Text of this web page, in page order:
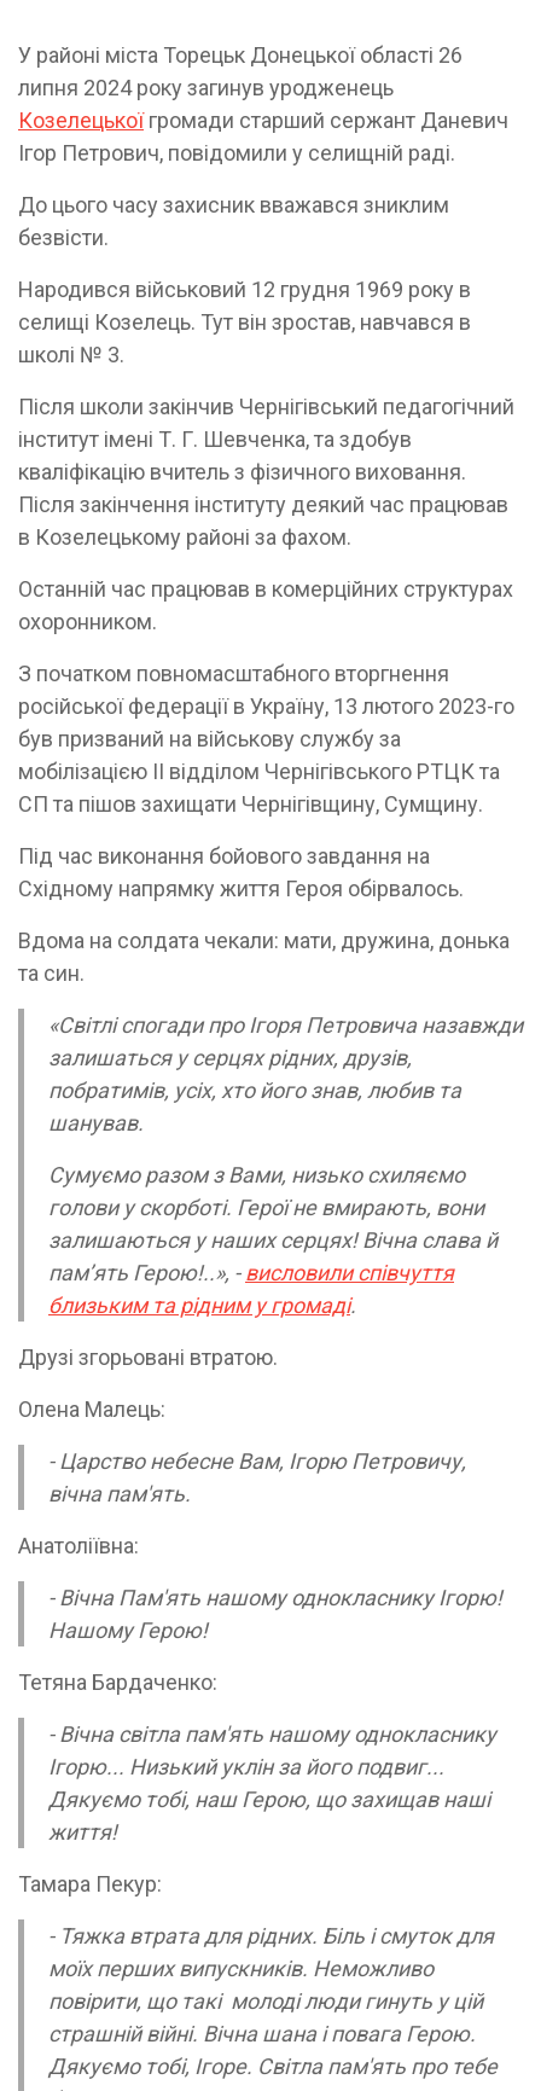
У районі міста Торецьк Донецької області 26
липня 2024 року загинув уродженець
Козелецькоїгромади старший сержант Даневич
Ігор Петрович, повідомили у селищній раді.
До цього часу захисник вважався зниклим
безвісти.
Народився військовий 12 грудня 1969 року в
селищі Козелець. Тут він зростав, навчався в
школі № 3.
Після школи закінчив Чернігівський педагогічний
інститут імені Т. Г. Шевченка, та здобув
кваліфікацію вчитель з фізичного виховання.
Після закінчення інституту деякий час працював
в Козелецькому районі за фахом.
Останній час працював в комерційних структурах
охоронником.
З початком повномасштабного вторгнення
російської федерації в Україну, 13 лютого 2023-го
був призваний на військову службу за
мобілізацією ІІ відділом Чернігівського РТЦК та
СП та пішов захищати Чернігівщину, Сумщину.
Під час виконання бойового завдання на
Східному напрямку життя Героя обірвалось.
Вдома на солдата чекали: мати, дружина, донька
та син.
«Світлі спогади про Ігоря Петровича назавжди
залишаться у серцях рідних, друзів,
побратимів, усіх, хто його знав, любив та
шанував.
Сумуємо разом з Вами, низько схиляємо
голови у скорботі. Герої не вмирають, вони
залишаються у наших серцях! Вічна слава й
пам’ять Герою!..», -висловили співчуття
близьким та рідним у громаді.
Друзі згорьовані втратою.
Олена Малець:
- Царство небесне Вам, Ігорю Петровичу,
вічна пам'ять.
Анатоліївна:
- Вічна Пам'ять нашому однокласнику Ігорю!
Нашому Герою!
Тетяна Бардаченко:
- Вічна світла пам'ять нашому однокласнику
Ігорю... Низький уклін за його подвиг...
Дякуємо тобі, наш Герою, що захищав наші
життя!
Тамара Пекур:
- Тяжка втрата для рідних. Біль і смуток для
моїх перших випускників. Неможливо
повірити, що такі молоді люди гинуть у цій
страшній війні. Вічна шана і повага Герою.
Дякуємо тобі, Ігоре. Світла пам'ять про тебе